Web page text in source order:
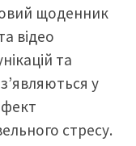
щоденник
відео
та
у
стресу.